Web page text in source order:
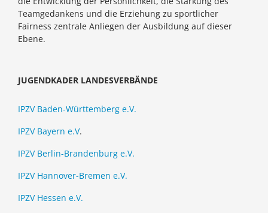
Teamgedankens und die Erziehung zu sportlicher
Fairness zentrale Anliegen der Ausbildung auf dieser
Ebene.
JUGENDKADER LANDESVERBÄNDE
IPZV Baden-Württemberg e.V.
IPZV Bayern e.V.
IPZV Berlin-Brandenburg e.V.
IPZV Hannover-Bremen e.V.
IPZV Hessen e.V.